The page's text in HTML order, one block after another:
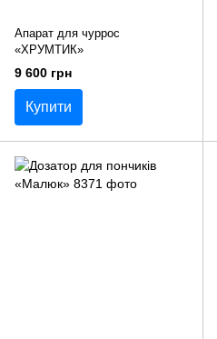
Апарат для чуррос
«ХРУМТИК»
9 600 грн
Купити